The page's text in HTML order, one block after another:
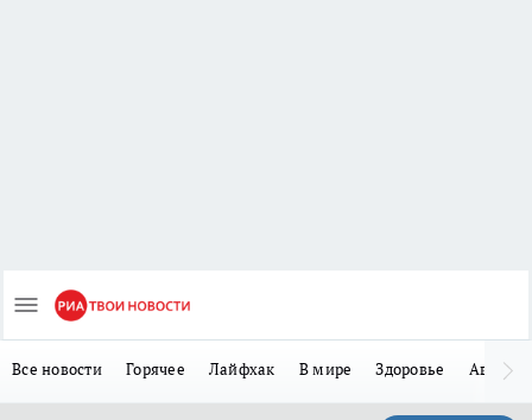
Все новости Горячее Лайфхак В мире Здоровье Авто